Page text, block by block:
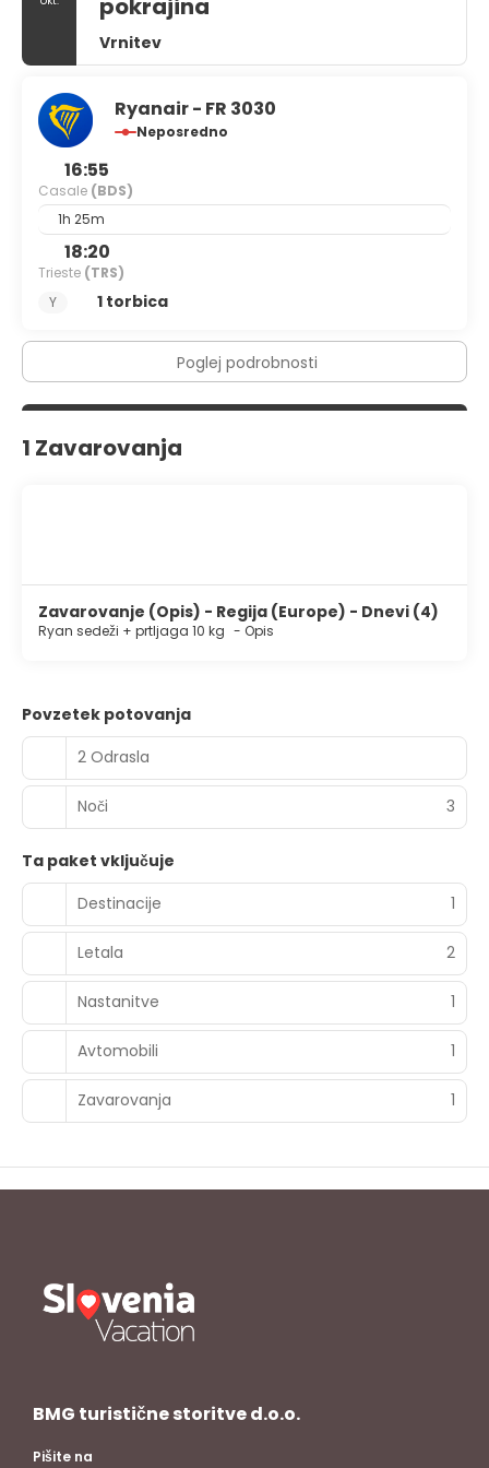
pokrajina
Vrnitev
Ryanair - FR 3030
Neposredno
16:55
Casale (BDS)
1h 25m
18:20
Trieste (TRS)
Y
1 torbica
Poglej podrobnosti
1 Zavarovanja
Zavarovanje (Opis) - Regija (Europe) - Dnevi (4)
Ryan sedeži + prtljaga 10 kg - Opis
Povzetek potovanja
2 Odrasla
Noči 3
Ta paket vključuje
Destinacije
1
Letala 2
Nastanitve 1
Avtomobili 1
Zavarovanja 1
BMG turistične storitve d.o.o.
Pišite na